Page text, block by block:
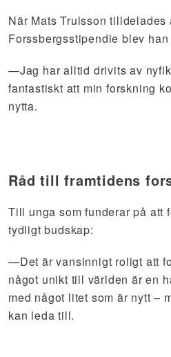
När Mats Trulsson tilldelades
Forssbergsstipendie blev
—Jag har alltid drivits av
fantastiskt att min forskning
nytta.
Råd till framtidens
Till unga som funderar på att
tydligt budskap:
—Det är vansinnigt roligt att
något unikt till världen är en
med något litet som är nytt –
kan leda till.